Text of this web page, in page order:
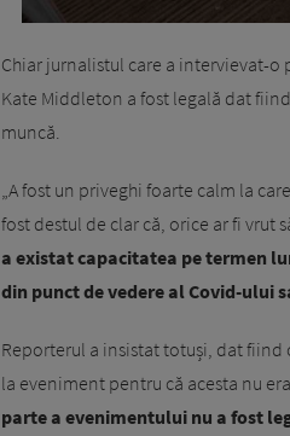
Chiar jurnalistul care a intervievat-
Kate Middleton a fost legală dat
muncă.
„A fost un priveghi foarte calm la
fost destul de clar că, orice ar fi vrut
a existat capacitatea pe termen
din punct de vedere al Covid-ului
Reporterul a insistat totuși, dat
la eveniment pentru că acesta nu era
parte a evenimentului nu a fost